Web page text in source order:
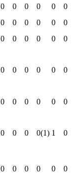
0 0 0 0 0
0
0 0 0 0 0
0
0 0 0 0 0 0
0 0 0 0 0 0
0 0 0 0 0 0
0 0 0 0(1) 1 0
0 0 0 0 0 0